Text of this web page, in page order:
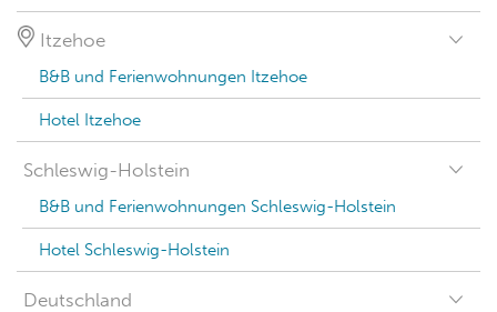
Itzehoe
B&B und Ferienwohnungen Itzehoe
Hotel Itzehoe
Schleswig-Holstein
B&B und Ferienwohnungen Schleswig-Holstein
Hotel Schleswig-Holstein
Deutschland